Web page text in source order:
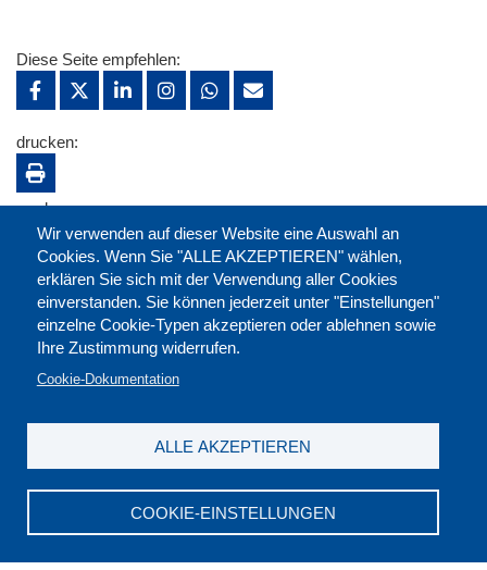
Wir verwenden auf dieser Website eine Auswahl an
Cookies. Wenn Sie "ALLE AKZEPTIEREN" wählen,
erklären Sie sich mit der Verwendung aller Cookies
einverstanden. Sie können jederzeit unter "Einstellungen"
einzelne Cookie-Typen akzeptieren oder ablehnen sowie
Ihre Zustimmung widerrufen.
Cookie-Dokumentation
COOKIE-EINSTELLUNGEN
ALLE AKZEPTIEREN
Diese Seite empfehlen:
drucken:
merken:
DGB-Bildungswerk NRW e.V. © 2026